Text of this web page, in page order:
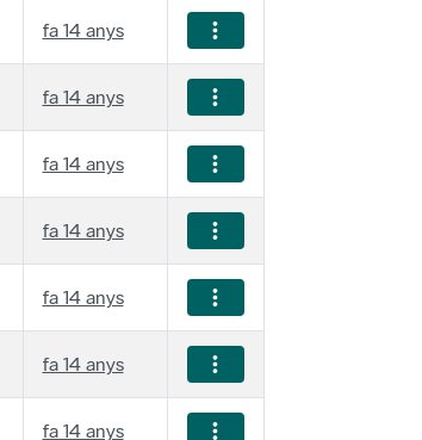
fa 14 anys
fa 14 anys
fa 14 anys
fa 14 anys
fa 14 anys
fa 14 anys
fa 14 anys